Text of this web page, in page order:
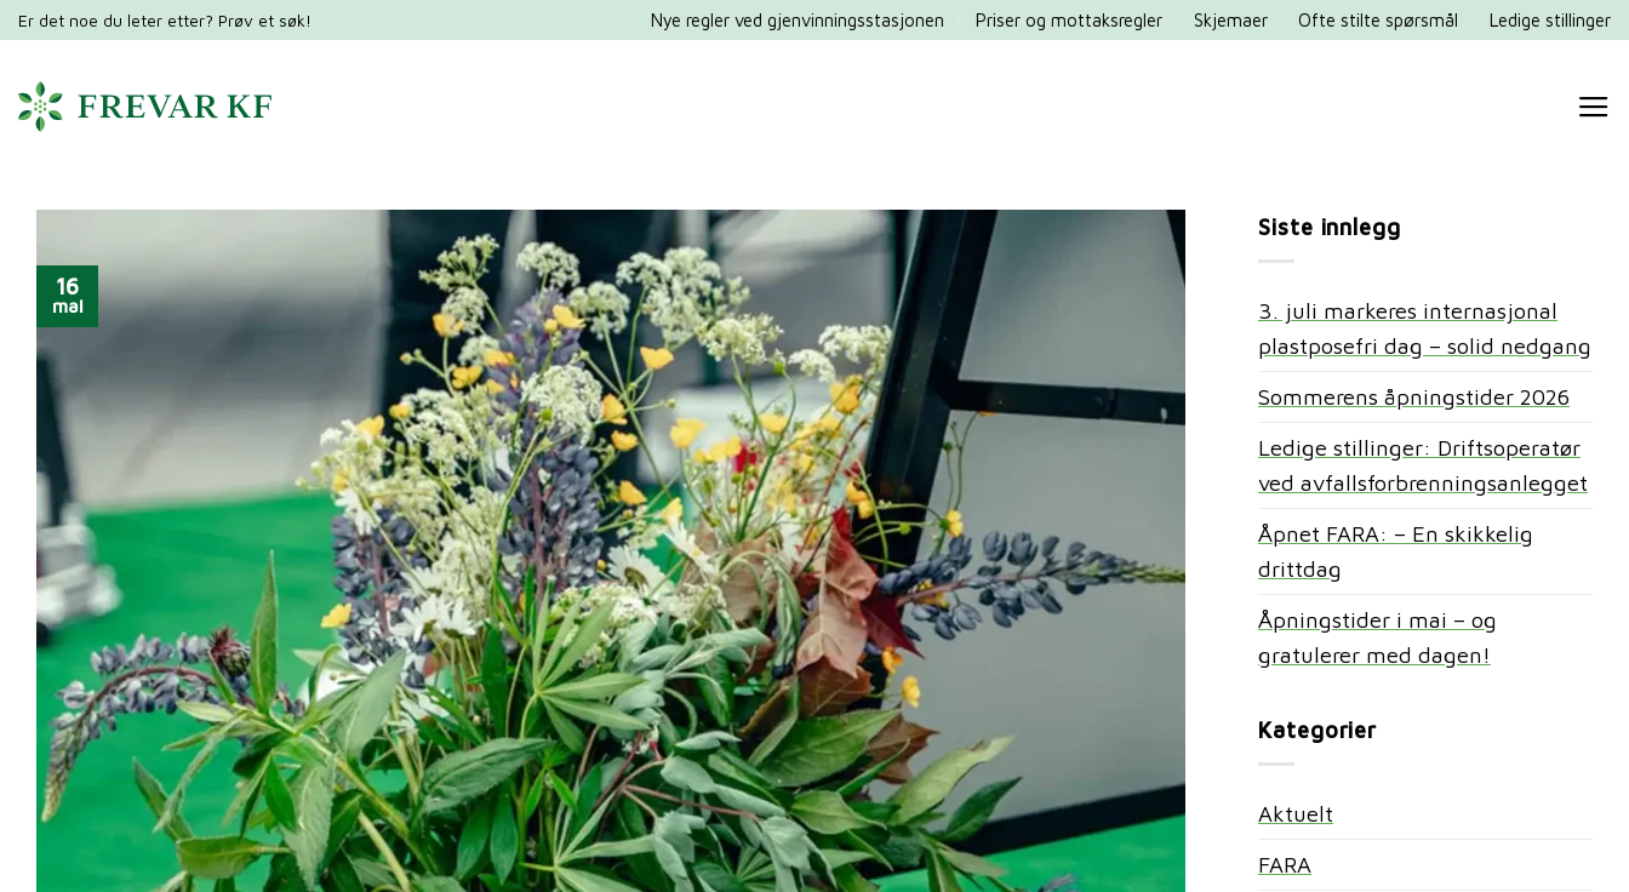
Hopp
innhold
Er det noe du leter etter? Prøv et søk! Nye regler ved gjenvinningsstasjonen Priser og mottaksregler Skjemaer Ofte stilte spørsmål Ledige stillinger
16
mai
Siste innlegg
3. juli markeres internasjonal
plastposefri dag – solid nedgang
Sommerens åpningstider 2026
Ledige stillinger: Driftsoperatør
ved avfallsforbrenningsanlegget
Åpnet FARA: – En skikkelig
drittdag
Åpningstider i mai – og
gratulerer med dagen!
Kategorier
Aktuelt
FARA